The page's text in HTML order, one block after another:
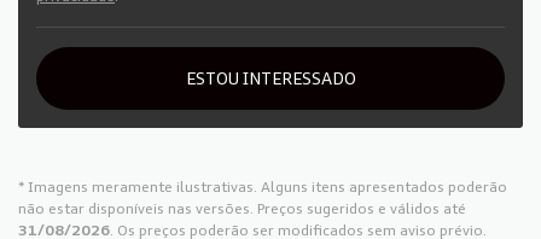
* Imagens meramente ilustrativas. Alguns itens apresentados poderão
não estar disponíveis nas versões. Preços sugeridos e válidos até
31/08/2026. Os preços poderão ser modificados sem aviso prévio.
ESTOU INTERESSADO